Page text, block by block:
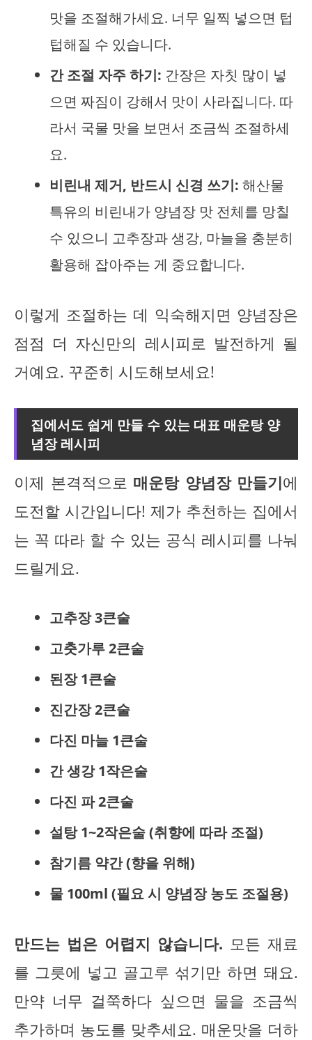
맛을 조절해가세요. 너무 일찍 넣으면 텁
텁해질 수 있습니다.
간 조절 자주 하기: 간장은 자칫 많이 넣
으면 짜짐이 강해서 맛이 사라집니다. 따
라서 국물 맛을 보면서 조금씩 조절하세
요.
비린내 제거, 반드시 신경 쓰기: 해산물
특유의 비린내가 양념장 맛 전체를 망칠
수 있으니 고추장과 생강, 마늘을 충분히
활용해 잡아주는 게 중요합니다.
이렇게 조절하는 데 익숙해지면 양념장은
점점 더 자신만의 레시피로 발전하게 될
거예요. 꾸준히 시도해보세요!
집에서도 쉽게 만들 수 있는 대표 매운탕 양
념장 레시피
이제 본격적으로 매운탕 양념장 만들기에
도전할 시간입니다! 제가 추천하는 집에서
는 꼭 따라 할 수 있는 공식 레시피를 나눠
드릴게요.
고추장 3큰술
고춧가루 2큰술
된장 1큰술
진간장 2큰술
다진 마늘 1큰술
간 생강 1작은술
다진 파 2큰술
설탕 1~2작은술 (취향에 따라 조절)
참기름 약간 (향을 위해)
물 100ml (필요 시 양념장 농도 조절용)
만드는 법은 어렵지 않습니다. 모든 재료
를 그릇에 넣고 골고루 섞기만 하면 돼요.
만약 너무 걸쭉하다 싶으면 물을 조금씩
추가하며 농도를 맞추세요. 매운맛을 더하